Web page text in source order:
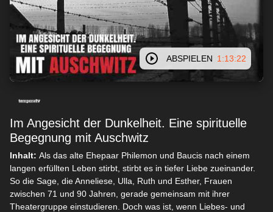
ABSPIELEN 1:13:22
Im Angesicht der Dunkelheit. Eine spirituelle
Begegnung mit Auschwitz
Inhalt: Als das alte Ehepaar Philemon und Baucis nach einem
langen erfüllten Leben stirbt, stirbt es in tiefer Liebe zueinander.
So die Sage, die Anneliese, Ulla, Ruth und Esther, Frauen
zwischen 71 und 90 Jahren, gerade gemeinsam mit ihrer
Theatergruppe einstudieren. Doch was ist, wenn Liebes- und